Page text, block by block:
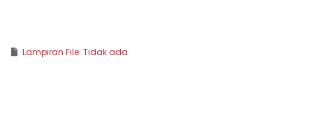
Lampiran File: Tidak ada